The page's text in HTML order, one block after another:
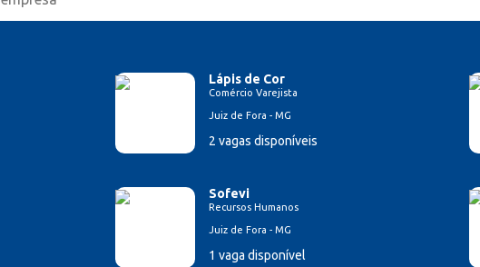
Lápis de Cor
Comércio Varejista
Juiz de Fora - MG
2 vagas disponíveis
Sofevi
Recursos Humanos
Juiz de Fora - MG
1 vaga disponível